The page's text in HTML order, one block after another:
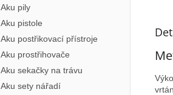
Aku pily
Aku pistole
Aku postřikovací přístroje
Aku prostřihovače
Aku sekačky na trávu
Aku sety nářadí